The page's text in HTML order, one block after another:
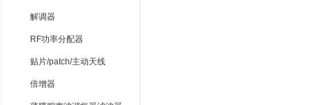
解调器
RF功率分配器
贴片/patch/主动天线
倍增器